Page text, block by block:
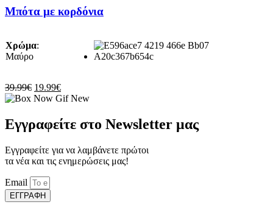
προϊόν
έχει
παραλλαγές.
να
επιλεγούν
σελίδα
του
Μπότα με κορδόνια
Χρώμα:
Μαύρο
39.99€ Original
price
39.99€.
19.99€Η
τρέχουσα
είναι:
19.99€.
Εγγραφείτε στο Newsletter μας
Εγγραφείτε για να λαμβάνετε πρώτοι
τα νέα και τις ενημερώσεις μας!
Email
ΕΓΓΡΑΦΗ